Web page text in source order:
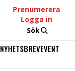
Prenumerera
Logga in
Sök
NYHETSBREVEVENT